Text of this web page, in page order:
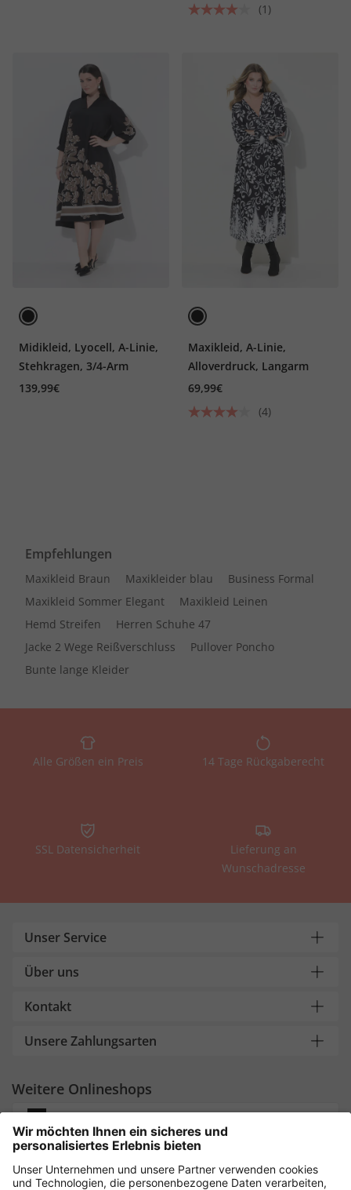
(1)
Midikleid, Lyocell, A-Linie,
Stehkragen, 3/4-Arm
139,99€
Maxikleid, A-Linie,
Alloverdruck, Langarm
69,99€
(4)
Empfehlungen
Maxikleid Braun Maxikleider blau
Business Formal
Maxikleid Sommer Elegant
Maxikleid Leinen
Hemd Streifen
Herren Schuhe 47
Jacke 2 Wege Reißverschluss
Pullover Poncho
Bunte lange Kleider
Alle Größen ein Preis 14 Tage Rückgaberecht
SSL Datensicherheit
Lieferung an
Wunschadresse
Unser Service
Über uns
Kontakt
Unsere Zahlungsarten
Weitere Onlineshops
Deutschland
Sicher einkaufen mit